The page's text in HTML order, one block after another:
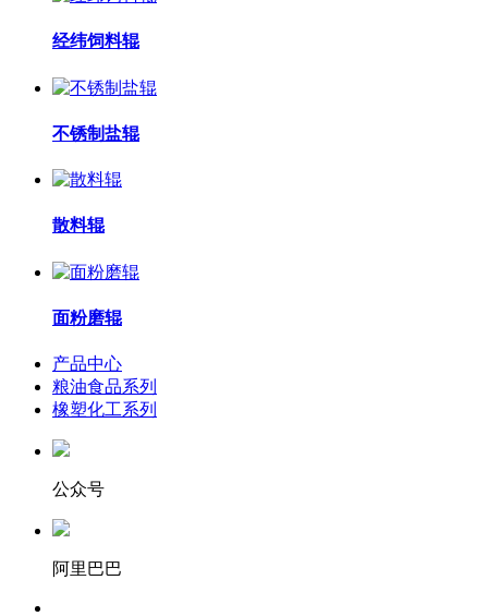
经纬饲料辊
不锈制盐辊
散料辊
面粉磨辊
产品中心
粮油食品系列
橡塑化工系列
公众号
阿里巴巴